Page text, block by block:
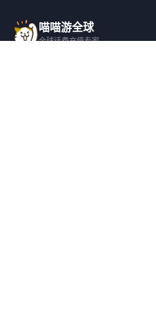
喵喵游全球
全球话费充值专家